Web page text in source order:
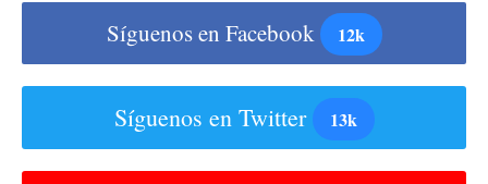
Síguenos en Facebook 12k
Síguenos en Twitter 13k